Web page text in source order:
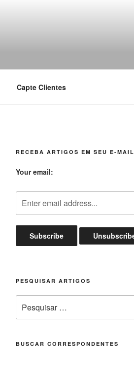
Capte Clientes
RECEBA ARTIGOS EM SEU E-MAIL
Your email:
PESQUISAR ARTIGOS
por:
BUSCAR CORRESPONDENTES